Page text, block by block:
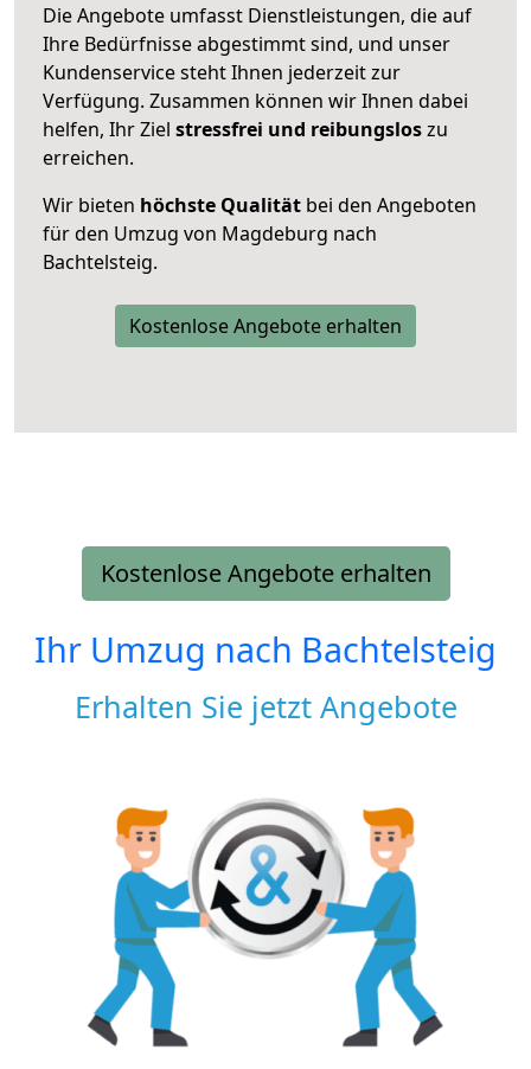
Die Angebote umfasst Dienstleistungen, die auf
Ihre Bedürfnisse abgestimmt sind, und unser
Kundenservice steht Ihnen jederzeit zur
Verfügung. Zusammen können wir Ihnen dabei
helfen, Ihr Ziel stressfrei und reibungsloszu
erreichen.
Wir bieten höchste Qualität bei den Angeboten
für den Umzug von Magdeburg nach
Bachtelsteig.
Kostenlose Angebote erhalten
Kostenlose Angebote erhalten
Ihr Umzug nach Bachtelsteig
Erhalten Sie jetzt Angebote